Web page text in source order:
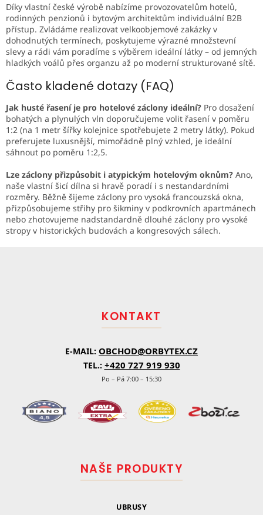
Díky vlastní české výrobě nabízíme provozovatelům hotelů,
rodinných penzionů i bytovým architektům individuální B2B
přístup. Zvládáme realizovat velkoobjemové zakázky v
dohodnutých termínech, poskytujeme výrazné množstevní
slevy a rádi vám poradíme s výběrem ideální látky – od jemných
hladkých voálů přes organzu až po moderní strukturované sítě.
Často kladené dotazy (FAQ)
Jak husté řasení je pro hotelové záclony ideální? Pro dosažení
bohatých a plynulých vln doporučujeme volit řasení v poměru
1:2 (na 1 metr šířky kolejnice spotřebujete 2 metry látky). Pokud
preferujete luxusnější, mimořádně plný vzhled, je ideální
sáhnout po poměru 1:2,5.
Lze záclony přizpůsobit i atypickým hotelovým oknům? Ano,
naše vlastní šicí dílna si hravě poradí i s nestandardními
rozměry. Běžně šijeme záclony pro vysoká francouzská okna,
přizpůsobujeme střihy pro šikminy v podkrovních apartmánech
nebo zhotovujeme nadstandardně dlouhé záclony pro vysoké
stropy v historických budovách a kongresových sálech.
KONTAKT
E-MAIL: OBCHOD@ORBYTEX.CZ
TEL.: +420 727 919 930
Po – Pá 7:00 – 15:30
NAŠE PRODUKTY
UBRUSY